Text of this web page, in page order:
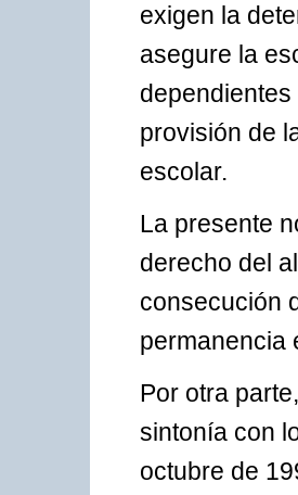
exigen la
asegure la
provisión de
escolar.
La presente
derecho del
consecución
permanencia
Por otra
sintonía con
octubre de